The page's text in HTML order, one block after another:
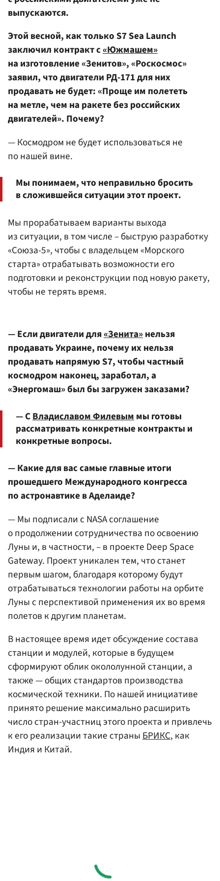
выпускаются.
Этой весной, как только S7 Sea Launch
заключил контракт с«Южмашем»
на изготовление «Зенитов», «Роскосмос»
заявил, что двигатели РД-171 для них
продавать не будет: «Проще им полететь
на метле, чем на ракете без российских
двигателей». Почему?
— Космодром не будет использоваться не
по нашей вине.
Мы понимаем, что неправильно бросить
в сложившейся ситуации этот проект.
Мы прорабатываем варианты выхода
из ситуации, в том числе – быструю разработку
«Союза-5», чтобы с владельцем «Морского
старта» отрабатывать возможности его
подготовки и реконструкции под новую ракету,
чтобы не терять время.
— Если двигатели для«Зенита»нельзя
продавать Украине, почему их нельзя
продавать напрямую S7, чтобы частный
космодром наконец, заработал, а
«Энергомаш» был бы загружен заказами?
— СВладиславом Филевым мы готовы
рассматривать конкретные контракты и
конкретные вопросы.
— Какие для вас самые главные итоги
прошедшего Международного конгресса
по астронавтике в Аделаиде?
— Мы подписали с NASA соглашение
о продолжении сотрудничества по освоению
Луны и, в частности, – в проекте Deep Space
Gateway. Проект уникален тем, что станет
первым шагом, благодаря которому будут
отрабатываться технологии работы на орбите
Луны с перспективой применения их во время
полетов к другим планетам.
В настоящее время идет обсуждение состава
станции и модулей, которые в будущем
сформируют облик окололунной станции, а
также — общих стандартов производства
космической техники. По нашей инициативе
принято решение максимально расширить
число стран-участниц этого проекта и привлечь
к его реализации такие страныБРИКС, как
Индия и Китай.